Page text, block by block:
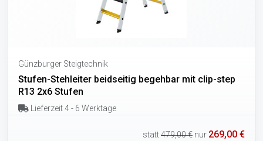
Günzburger Steigtechnik
Stufen-Stehleiter beidseitig begehbar mit clip-step
R13 2x6 Stufen
Lieferzeit 4 - 6 Werktage
statt479,00 € nur 269,00 €